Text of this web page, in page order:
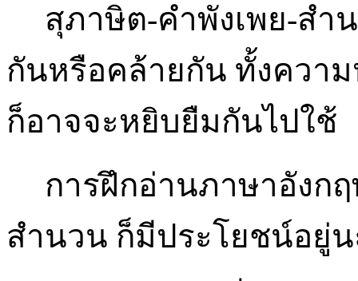
สุภาษิต-คำพังเพย-สำ
กันหรือคล้ายกัน ทั้งควา
ก็อาจจะหยิบยืมกันไปใช้
การฝึกอ่านภาษาอังก
สำนวน ก็มีประโยชน์อยู่